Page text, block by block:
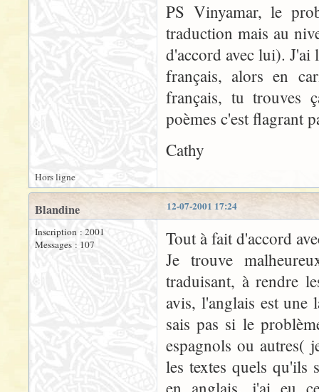
PS Vinyamar, le
traduction mais au
d'accord avec lui). J'ai
français, alors en
français, tu trouves
poèmes c'est flagrant
Cathy
Hors ligne
12-07-2001 17:24
Blandine
Inscription : 2001
Messages : 107
Tout à fait d'accord
Je trouve
traduisant, à rendre
avis, l'anglais est une
sais pas si le
espagnols ou autres(
les textes quels qu'ils
en anglais, j'ai eu